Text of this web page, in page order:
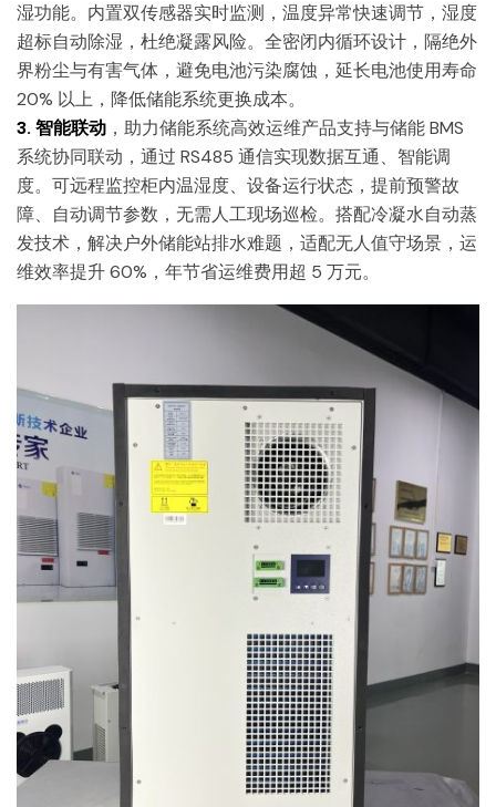
湿功能。内置双传感器实时监测，温度异常快速调节，湿度
超标自动除湿，杜绝凝露风险。全密闭内循环设计，隔绝外
界粉尘与有害气体，避免电池污染腐蚀，延长电池使用寿命
20% 以上，降低储能系统更换成本。
3. 智能联动 ，助力储能系统高效运维产品支持与储能 BMS
系统协同联动，通过 RS485 通信实现数据互通、智能调
度。可远程监控柜内温湿度、设备运行状态，提前预警故
障、自动调节参数，无需人工现场巡检。搭配冷凝水自动蒸
发技术，解决户外储能站排水难题，适配无人值守场景，运
维效率提升 60%，年节省运维费用超 5 万元。